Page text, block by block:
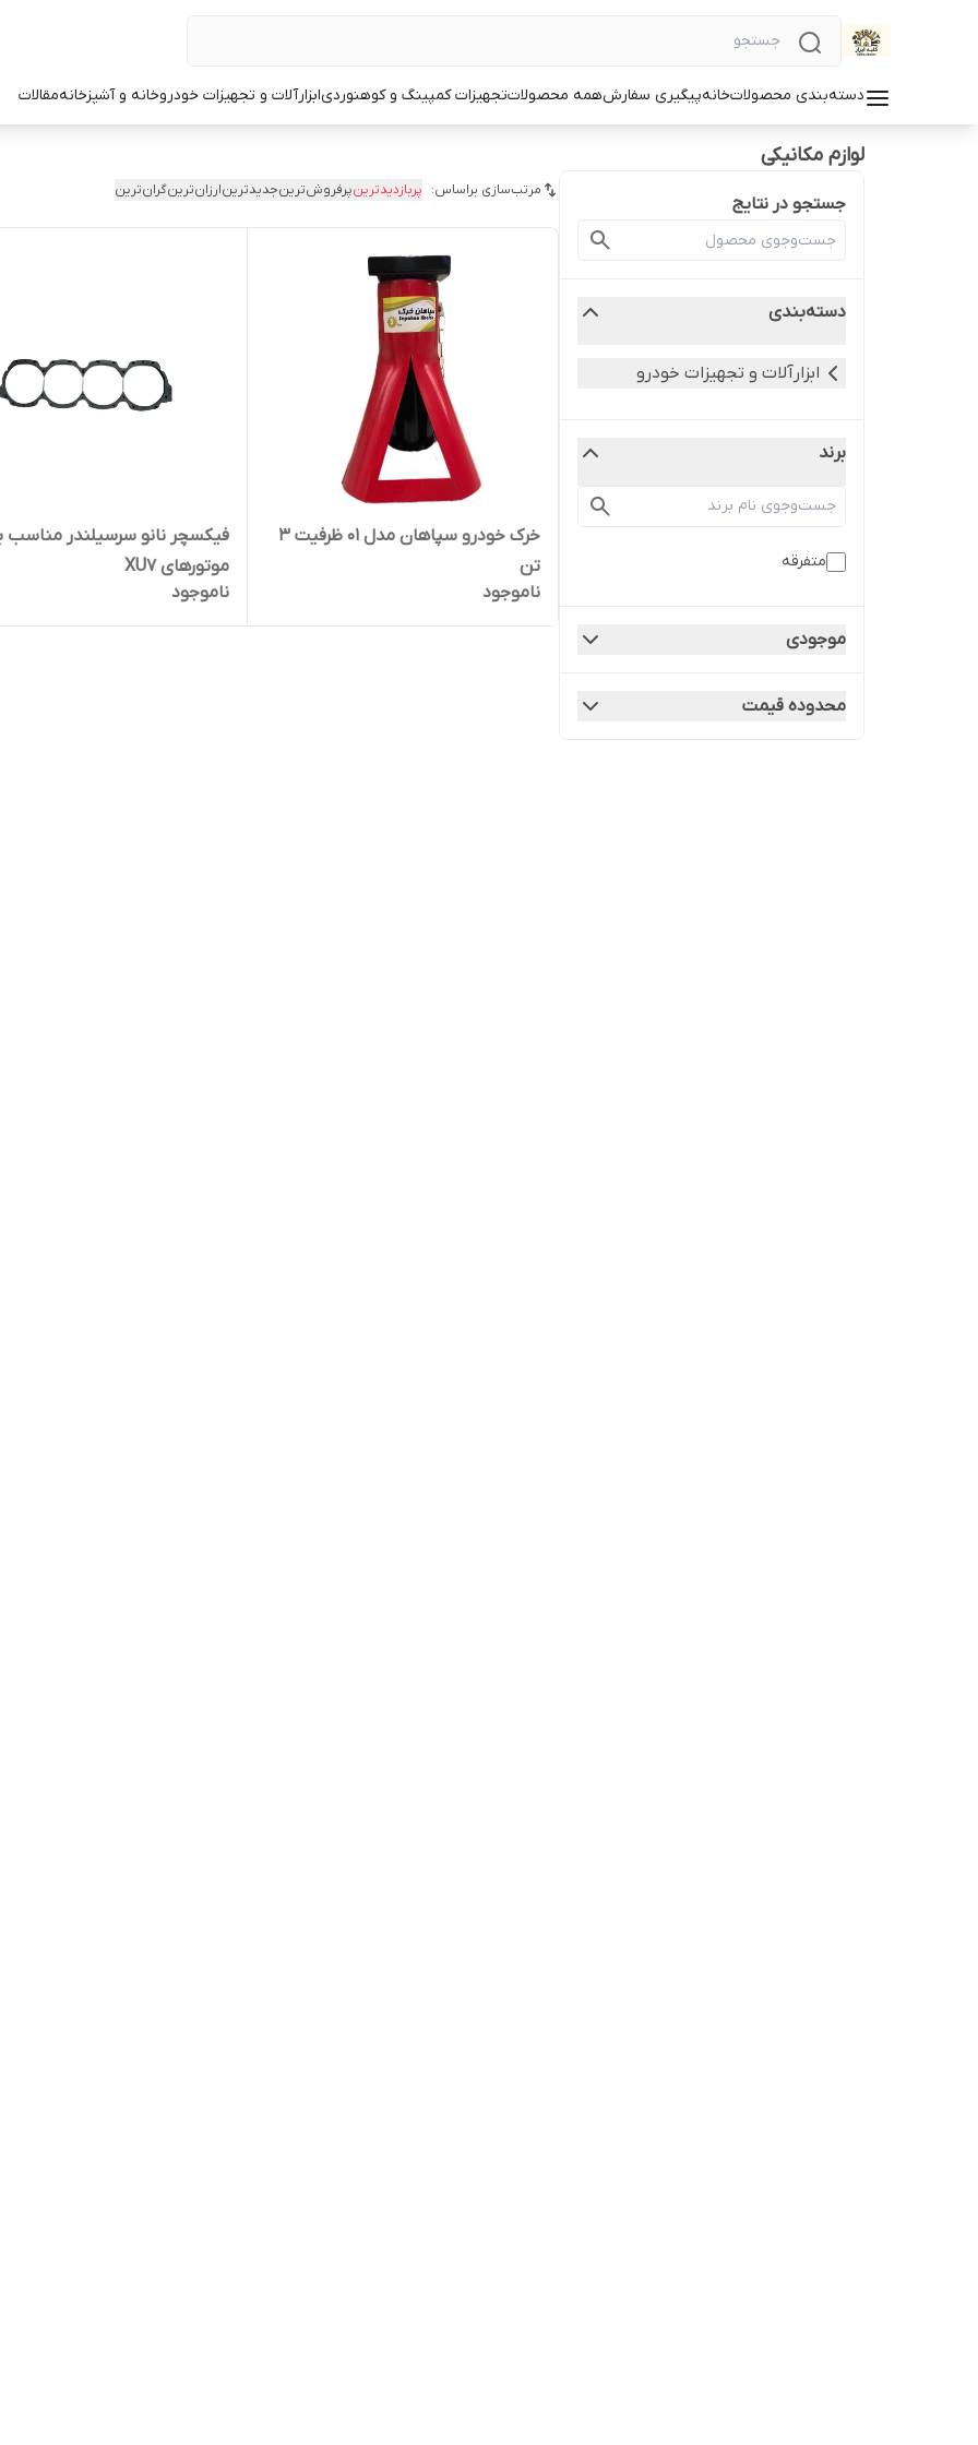
دسته‌بندی محصولاتخانهپیگیری سفارشهمه محصولاتتجهیزات کمپینگ و کوهنوردیابزارآلات و تجهیزات خودروخانه و آشپزخانهمقالات
لوازم مکانیکی
جستجو در نتایج
دسته‌بندی
ابزارآلات و تجهیزات خودرو
برند
متفرقه
موجودی
محدوده قیمت
مرتب‌سازی براساس: پربازدیدترینپرفروش‌ترینجدیدترینارزان‌ترینگران‌ترین
خرک خودرو سپاهان مدل 01 ظرفیت 3
تن
ناموجود
فیکسچر نانو سرسیلندر مناسب
موتورهای XU7
ناموجود